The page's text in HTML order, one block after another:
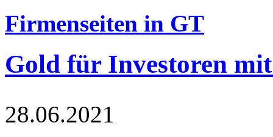
Firmenseiten in GT
Gold für Investoren
28.06.2021